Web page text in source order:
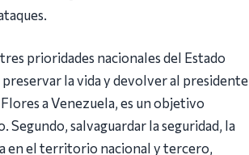
prioridades nacionales del Estado
la vida y devolver al presidente
a Venezuela, es un objetivo
Segundo, salvaguardar la seguridad, la
en el territorio nacional y tercero,